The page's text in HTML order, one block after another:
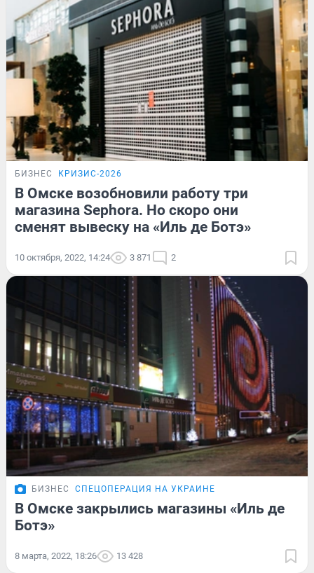
БИЗНЕС КРИЗИС-2026
В Омске возобновили работу три
магазина Sephora. Но скоро они
сменят вывеску на «Иль де Ботэ»
10 октября, 2022, 14:24 3 871 2
БИЗНЕС СПЕЦОПЕРАЦИЯ НА УКРАИНЕ
В Омске закрылись магазины «Иль де
Ботэ»
8 марта, 2022, 18:26 13 428